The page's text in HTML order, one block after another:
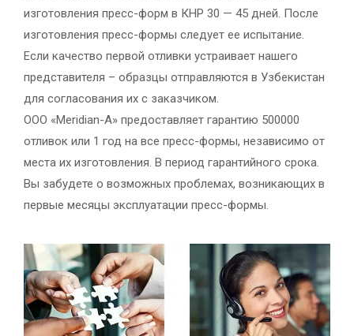
изготовления пресс-форм в КНР 30 — 45 дней. После
изготовления пресс-формы следует ее испытание.
Если качество первой отливки устраивает нашего
представителя – образцы отправляются в Узбекистан
для согласования их с заказчиком.
ООО «Meridian-A» предоставляет гарантию 500000
отливок или 1 год на все пресс-формы, независимо от
места их изготовления. В период гарантийного срока.
Вы забудете о возможных проблемах, возникающих в
первые месяцы эксплуатации пресс-формы.